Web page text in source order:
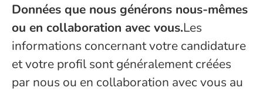
Données que nous générons nous-mêmes
ou en collaboration avec vous.Les
informations concernant votre candidature
et votre profil sont généralement créées
par nous ou en collaboration avec vous au